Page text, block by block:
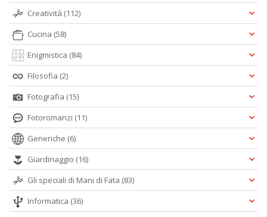
Creatività (112)
Cucina (58)
Enigmistica (84)
Filosofia (2)
Fotografia (15)
Fotoromanzi (11)
Generiche (6)
Giardinaggio (16)
Gli speciali di Mani di Fata (83)
Informatica (36)